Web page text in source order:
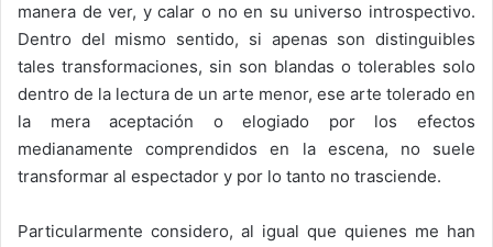
manera de ver, y calar o no en su universo introspectivo.
Dentro del mismo sentido, si apenas son distinguibles
tales transformaciones, sin son blandas o tolerables solo
dentro de la lectura de un arte menor, ese arte tolerado en
la mera aceptación o elogiado por los efectos
medianamente comprendidos en la escena, no suele
transformar al espectador y por lo tanto no trasciende.
Particularmente considero, al igual que quienes me han